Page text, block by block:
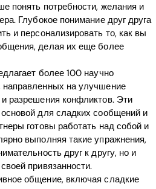
понять потребности, желания и
Глубокое понимание друг друга
и персонализировать то, как вы
делая их еще более
более 100 научно
на улучшение
разрешения конфликтов. Эти
для сладких сообщений и
готовы работать над собой и
выполняя такие упражнения,
друг к другу, но и
привязанности.
общение, включая сладкие